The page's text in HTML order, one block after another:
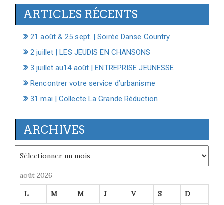
ARTICLES RÉCENTS
21 août & 25 sept. | Soirée Danse Country
2 juillet | LES JEUDIS EN CHANSONS
3 juillet au14 août | ENTREPRISE JEUNESSE
Rencontrer votre service d’urbanisme
31 mai | Collecte La Grande Réduction
ARCHIVES
août 2026
L M M J V S D